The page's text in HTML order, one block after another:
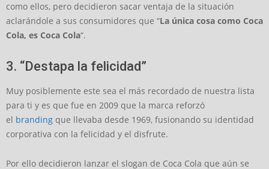
como ellos, pero decidieron sacar ventaja de la situación
aclarándole a sus consumidores que “La única cosa como Coca
Cola, es Coca Cola“.
3. “Destapa la felicidad”
Muy posiblemente este sea el más recordado de nuestra lista
para ti y es que fue en 2009 que la marca reforzó
el branding que llevaba desde 1969, fusionando su identidad
corporativa con la felicidad y el disfrute.
Por ello decidieron lanzar el slogan de Coca Cola que aún se